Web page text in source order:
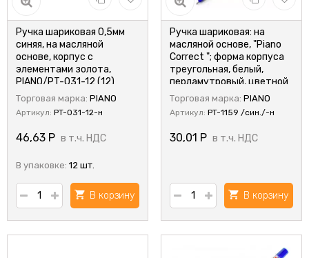
Ручка шариковая 0,5мм
синяя, на масляной
основе, корпус с
элементами золота,
PIANO/PT-031-12 (12)
Торговая марка: PIANO
Артикул: PT-031-12-н
46,63 Р в т.ч. НДС
В упаковке: 12 шт.
В корзину
Ручка шариковая: на
масляной основе, "Piano
Сorrect "; форма корпуса
треугольная, белый,
перламутровый, цветной
колпачок в цвет чернил;
игольчатый наконечник;
цвет чернил-
синий,,0,7/1.0mm
Торговая марка: PIANO
Артикул: PT-1159 /син./-н
30,01 Р в т.ч. НДС
В корзину